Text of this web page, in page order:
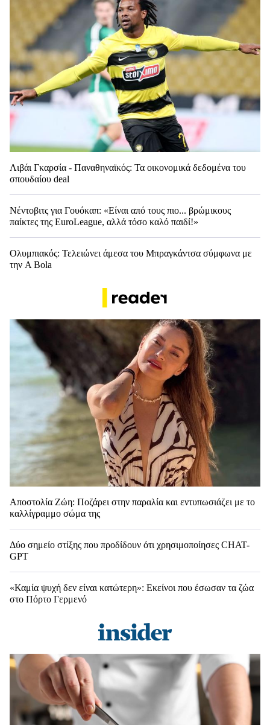
Λιβάι Γκαρσία - Παναθηναϊκός: Τα οικονομικά δεδομένα του
σπουδαίου deal
Νέντοβιτς για Γουόκαπ: «Είναι από τους πιο... βρώμικους
παίκτες της EuroLeague, αλλά τόσο καλό παιδί!»
Ολυμπιακός: Τελειώνει άμεσα του Μπραγκάντσα σύμφωνα με
την A Bola
Αποστολία Ζώη: Ποζάρει στην παραλία και εντυπωσιάζει με το
καλλίγραμμο σώμα της
Δύο σημείο στίξης που προδίδουν ότι χρησιμοποίησες CHAT-
GPT
«Καμία ψυχή δεν είναι κατώτερη»: Εκείνοι που έσωσαν τα ζώα
στο Πόρτο Γερμενό